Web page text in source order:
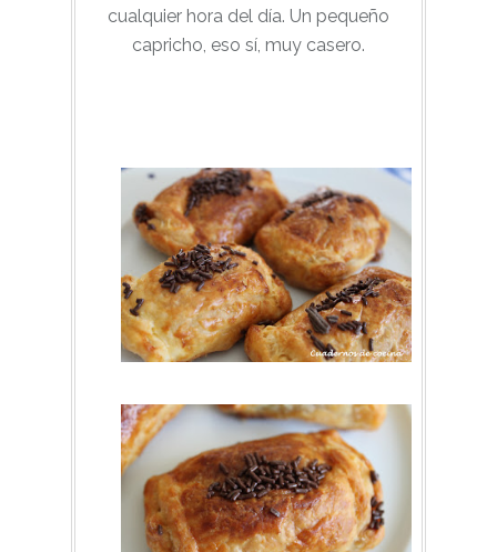
cualquier hora del día. Un pequeño
capricho, eso sí, muy casero.